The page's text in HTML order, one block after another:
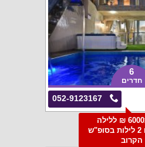
6
חדרים
052-9123167
החל מ6000 ₪ ללילה
למזמינים 2 לילות בסופ"ש
הקרוב